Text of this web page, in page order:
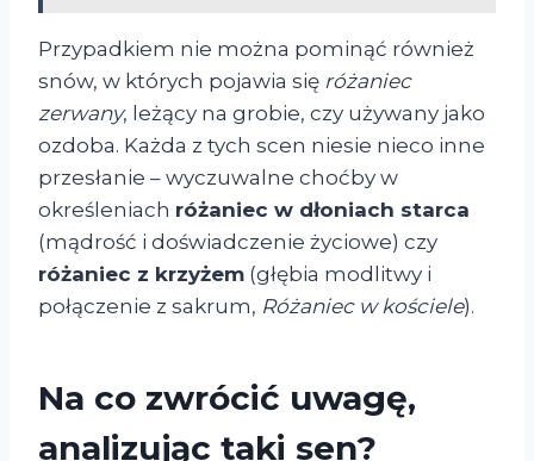
Przypadkiem nie można pominąć również
snów, w których pojawia się różaniec
zerwany, leżący na grobie, czy używany jako
ozdoba. Każda z tych scen niesie nieco inne
przesłanie – wyczuwalne choćby w
określeniach różaniec w dłoniach starca
(mądrość i doświadczenie życiowe) czy
różaniec z krzyżem (głębia modlitwy i
połączenie z sakrum, Różaniec w kościele).
Na co zwrócić uwagę,
analizując taki sen?